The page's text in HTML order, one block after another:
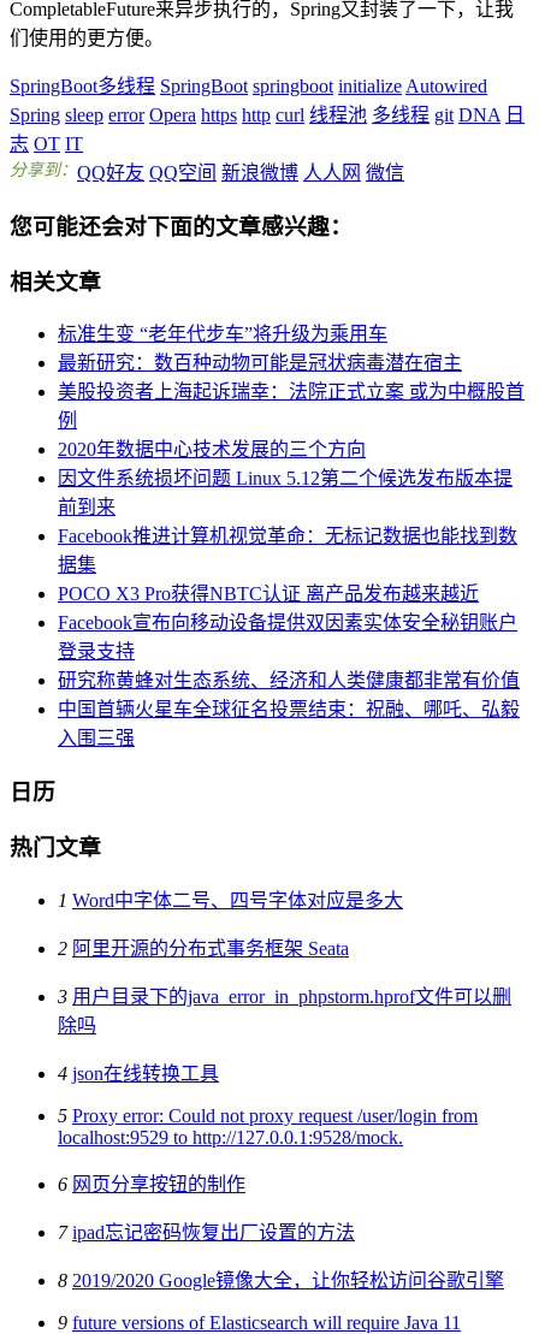
CompletableFuture来异步执行的，Spring又封装了一下，让我
们使用的更方便。
SpringBoot多线程 SpringBoot springboot initialize Autowired
Spring sleep error Opera https http curl 线程池 多线程 git DNA 日
志 OT IT
分享到： QQ好友 QQ空间 新浪微博 人人网 微信
您可能还会对下面的文章感兴趣：
相关文章
标准生变 “老年代步车”将升级为乘用车
最新研究：数百种动物可能是冠状病毒潜在宿主
美股投资者上海起诉瑞幸：法院正式立案 或为中概股首
例
2020年数据中心技术发展的三个方向
因文件系统损坏问题 Linux 5.12第二个候选发布版本提
前到来
Facebook推进计算机视觉革命：无标记数据也能找到数
据集
POCO X3 Pro获得NBTC认证 离产品发布越来越近
Facebook宣布向移动设备提供双因素实体安全秘钥账户
登录支持
研究称黄蜂对生态系统、经济和人类健康都非常有价值
中国首辆火星车全球征名投票结束：祝融、哪吒、弘毅
入围三强
日历
热门文章
1 Word中字体二号、四号字体对应是多大
2 阿里开源的分布式事务框架 Seata
3 用户目录下的java_error_in_phpstorm.hprof文件可以删
除吗
4 json在线转换工具
5 Proxy error: Could not proxy request /user/login from
localhost:9529 to http://127.0.0.1:9528/mock.
6 网页分享按钮的制作
7 ipad忘记密码恢复出厂设置的方法
8 2019/2020 Google镜像大全，让你轻松访问谷歌引擎
9 future versions of Elasticsearch will require Java 11